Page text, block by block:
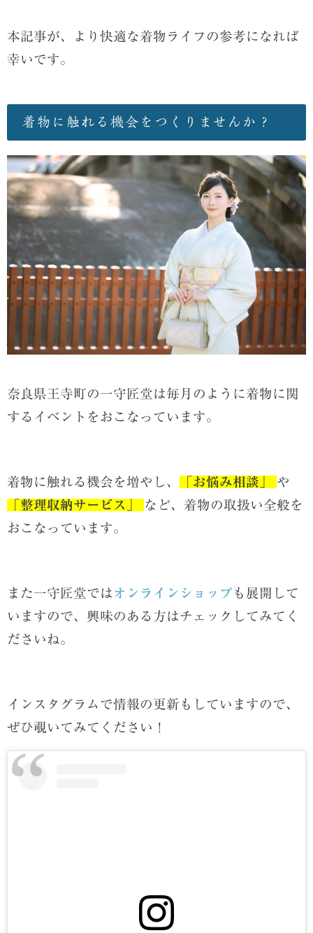
本記事が、より快適な着物ライフの参考になれば
幸いです。
着物に触れる機会をつくりませんか？
奈良県王寺町の一守匠堂は毎月のように着物に関
するイベントをおこなっています。
着物に触れる機会を増やし、 お悩み相談」
や
整理収納サービス」
など、着物の取扱い全般を
おこなっています。
また一守匠堂では オンラインショップ も展開 して
いますので、 興味のある方はチェックしてみてく
ださいね。
インスタグラムで情報の更新もしていますので、
ぜひ覗いてみてください！